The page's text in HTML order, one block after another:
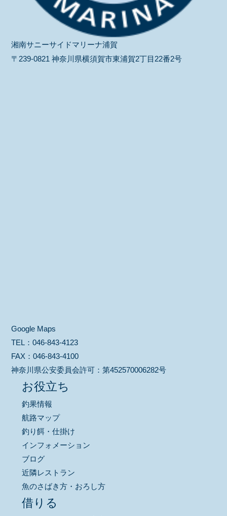
湘南サニーサイドマリーナ浦賀
〒239-0821 神奈川県横須賀市東浦賀2丁目22番2号
Google Maps
TEL：046-843-4123
FAX：046-843-4100
神奈川県公安委員会許可：第452570006282号
お役立ち
釣果情報
航路マップ
釣り餌・仕掛け
インフォメーション
ブログ
近隣レストラン
魚のさばき方・おろし方
借りる